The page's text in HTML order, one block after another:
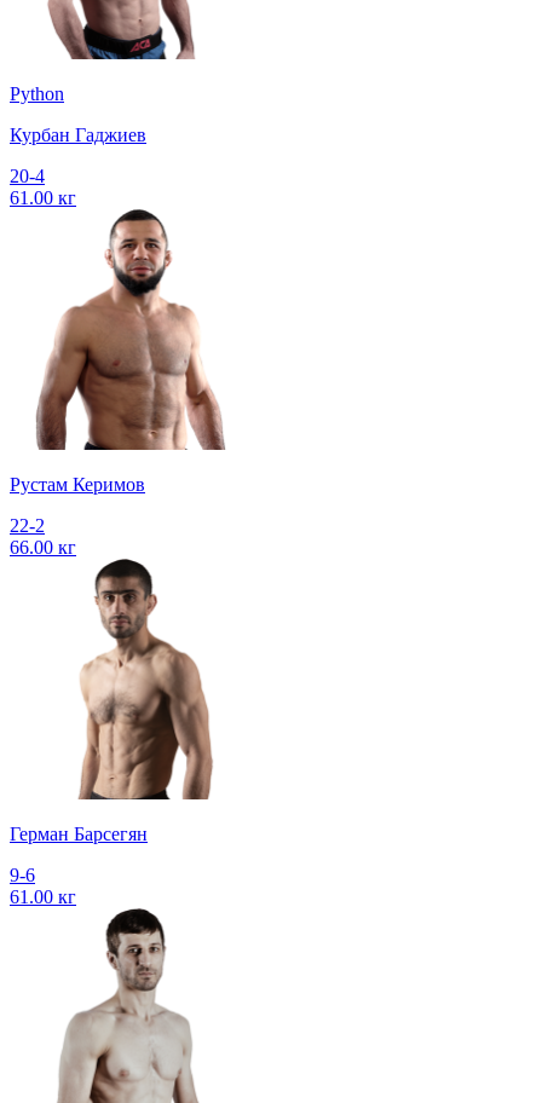
Python
Курбан Гаджиев
20-4
61.00 кг
Рустам Керимов
22-2
66.00 кг
Герман Барсегян
9-6
61.00 кг